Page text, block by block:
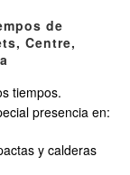
de
Centre,
tiempos.
presencia en:
y calderas